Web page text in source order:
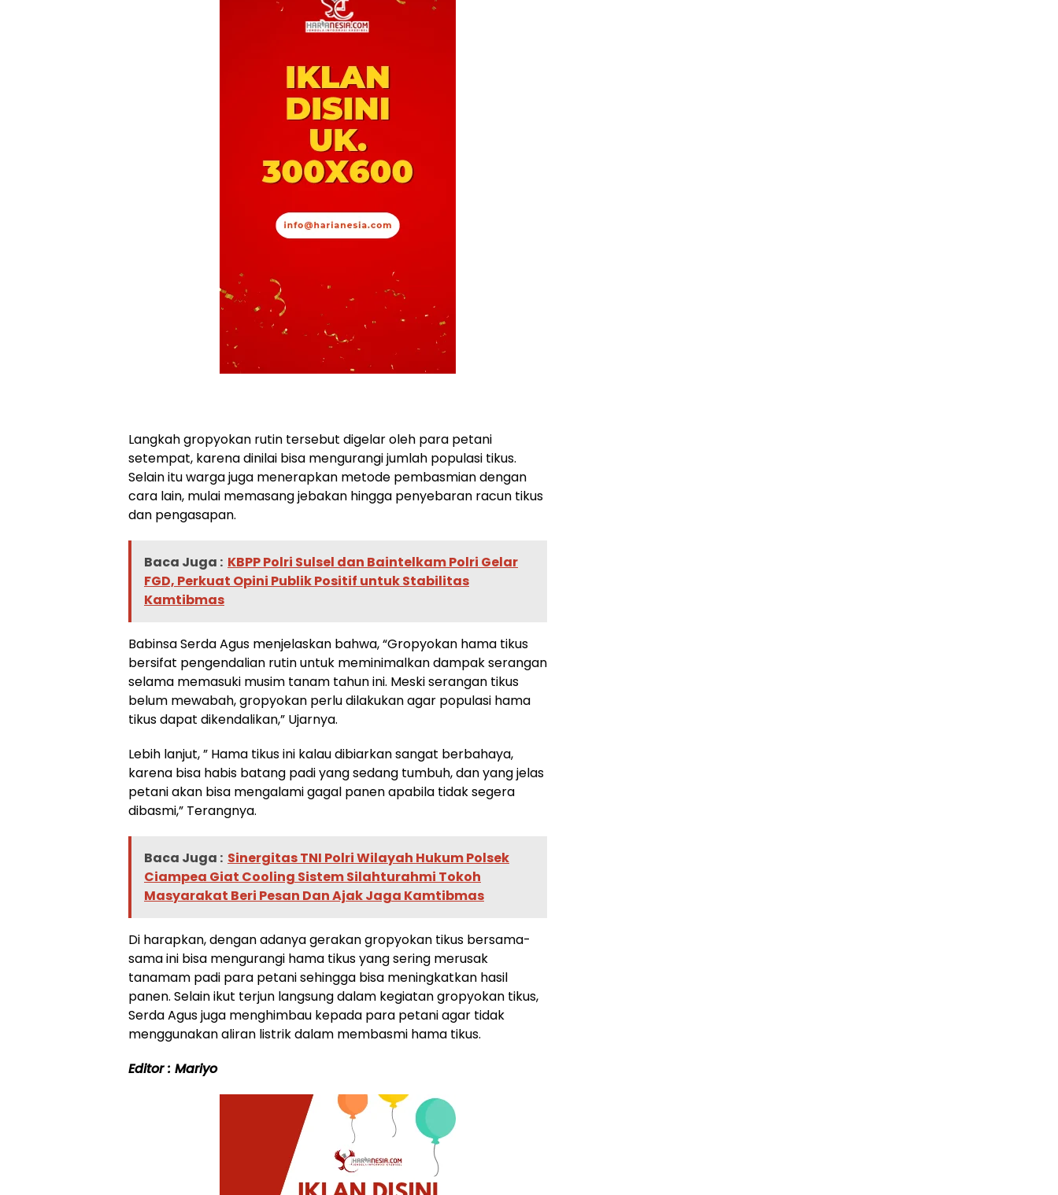
Langkah gropyokan rutin tersebut digelar oleh para petani
setempat, karena dinilai bisa mengurangi jumlah populasi tikus.
Selain itu warga juga menerapkan metode pembasmian dengan
cara lain, mulai memasang jebakan hingga penyebaran racun tikus
dan pengasapan.
Baca Juga : KBPP Polri Sulsel dan Baintelkam Polri Gelar
FGD, Perkuat Opini Publik Positif untuk Stabilitas
Kamtibmas
Babinsa Serda Agus menjelaskan bahwa, “Gropyokan hama tikus
bersifat pengendalian rutin untuk meminimalkan dampak serangan
selama memasuki musim tanam tahun ini. Meski serangan tikus
belum mewabah, gropyokan perlu dilakukan agar populasi hama
tikus dapat dikendalikan,” Ujarnya.
Lebih lanjut, ” Hama tikus ini kalau dibiarkan sangat berbahaya,
karena bisa habis batang padi yang sedang tumbuh, dan yang jelas
petani akan bisa mengalami gagal panen apabila tidak segera
dibasmi,” Terangnya.
Baca Juga : Sinergitas TNI Polri Wilayah Hukum Polsek
Ciampea Giat Cooling Sistem Silahturahmi Tokoh
Masyarakat Beri Pesan Dan Ajak Jaga Kamtibmas
Di harapkan, dengan adanya gerakan gropyokan tikus bersama-
sama ini bisa mengurangi hama tikus yang sering merusak
tanamam padi para petani sehingga bisa meningkatkan hasil
panen. Selain ikut terjun langsung dalam kegiatan gropyokan tikus,
Serda Agus juga menghimbau kepada para petani agar tidak
menggunakan aliran listrik dalam membasmi hama tikus.
Editor : Mariyo